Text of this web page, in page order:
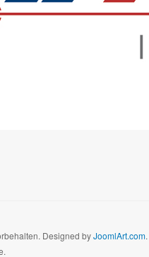
Designed byJoomlArt.com.